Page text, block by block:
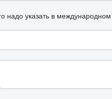
надо указать в